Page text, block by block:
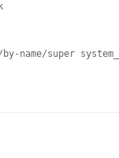
name/super